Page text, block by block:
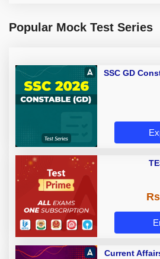
Popular Mock Test Series
SSC GD
Current